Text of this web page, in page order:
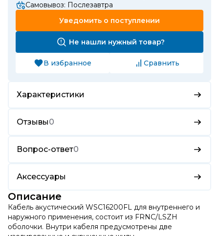
Самовывоз: Послезавтра
Уведомить о поступлении
Не нашли нужный товар?
В избранное Сравнить
Характеристики
Отзывы0
Вопрос-ответ0
Аксессуары
Описание
Кабель акустический WSC16200FL для внутреннего и
наружного применения, состоит из FRNC/LSZH
оболочки. Внутри кабеля предусмотрены две